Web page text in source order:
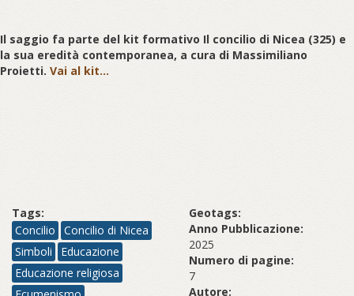
Il saggio fa parte del kit formativo Il concilio di Nicea (325) e
la sua eredità contemporanea, a cura di Massimiliano
Proietti. Vai al kit...
Tags:
Concilio
Concilio di Nicea
Simboli
Educazione
Educazione religiosa
Geotags:
Anno Pubblicazione:
2025
Numero di pagine:
7
Autore: